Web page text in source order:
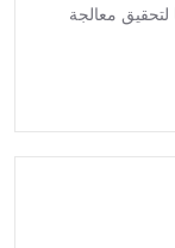
معالجة